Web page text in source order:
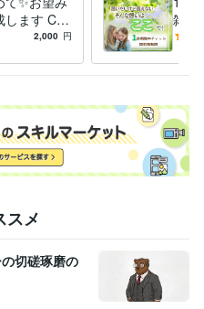
ランク昇格
ココナラ実績500件
年
ニケーション☆
♡お子さんと楽
物♡ ☆こころの痛み☆ ♡大切
ます Can
ピード納品
2,000 円
雑談
めて
スメ
切磋琢磨の